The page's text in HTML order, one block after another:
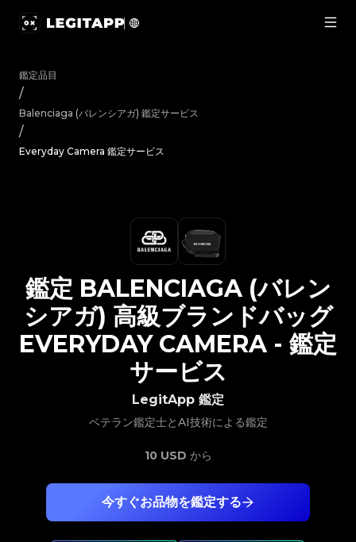
鑑定品目
/
Balenciaga (バレンシアガ) 鑑定サービス
/
Everyday Camera 鑑定サービス
今すぐお品物を鑑定する
LegitApp 鑑定
ベテラン鑑定士とAI技術による鑑定
10 USD から
鑑定 BALENCIAGA (バレン
シアガ) 高級ブランドバッグ
EVERYDAY CAMERA - 鑑定
サービス